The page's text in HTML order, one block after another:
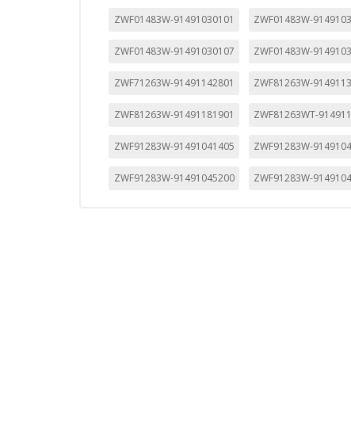
ZWF01483W-91491030101 ZWF01483W-
ZWF01483W-91491030107 ZWF01483W-
ZWF71263W-91491142801 ZWF81263W-
ZWF81263W-91491181901 ZWF81263WT-
ZWF91283W-91491041405 ZWF91283W-
ZWF91283W-91491045200 ZWF91283W-